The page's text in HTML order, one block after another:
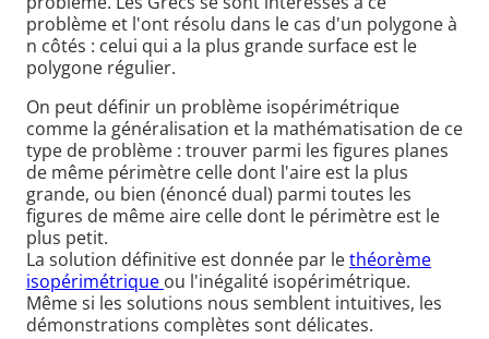
problème et l'ont résolu dans le cas d'un polygone à
n côtés : celui qui a la plus grande surface est le
polygone régulier.
On peut définir un problème isopérimétrique
comme la généralisation et la mathématisation de ce
type de problème : trouver parmi les figures planes
de même périmètre celle dont l'aire est la plus
grande, ou bien (énoncé dual) parmi toutes les
figures de même aire celle dont le périmètre est le
plus petit.
La solution définitive est donnée par lethéorème
isopérimétrique ou l'inégalité isopérimétrique.
Même si les solutions nous semblent intuitives, les
démonstrations complètes sont délicates.